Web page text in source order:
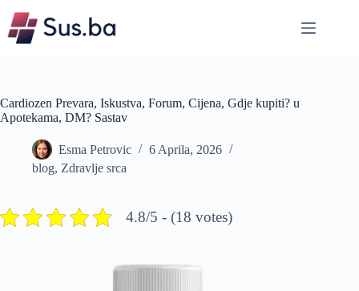
content
Cardiozen Prevara, Iskustva, Forum, Cijena, Gdje kupiti? u
Apotekama, DM? Sastav
Esma Petrovic
6 Aprila, 2026
blog, Zdravlje srca
4.8/5 - (18 votes)